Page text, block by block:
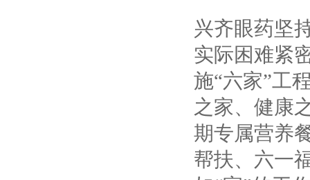
兴齐眼药坚
实际困难紧
施“六家”工
之家、健康
期专属营养
帮扶、六一